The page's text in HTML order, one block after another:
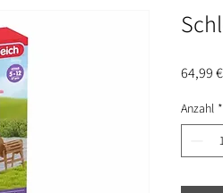
64,99 €
Anzahl *